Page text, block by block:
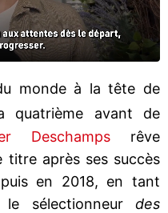
monde à la tête de
quatrième avant de
Deschamps rêve
titre après ses succès
en 2018, en tant
le sélectionneur des